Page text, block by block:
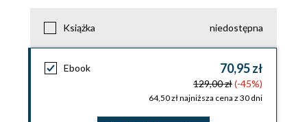
Książka niedostępna
Ebook 70,95 zł
129,00 zł(-45%)
64,50 zł najniższa cena z 30 dni